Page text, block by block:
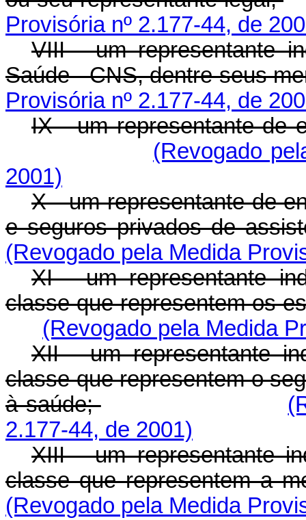
Provisória nº 2.177-44, de
VIII - um representante
Saúde - CNS, dentre seus
Provisória nº 2.177-44, de
IX - um representante de
(Revogado
2001)
X - um representante de
e seguros privados de
(Revogado pela Medida
XI - um representante
classe que representem os
(Revogado pela Medida
XII - um representante
classe que representem o
à saúde;
2.177-44, de 2001)
XIII - um representante
classe que representem a
(Revogado pela Medida